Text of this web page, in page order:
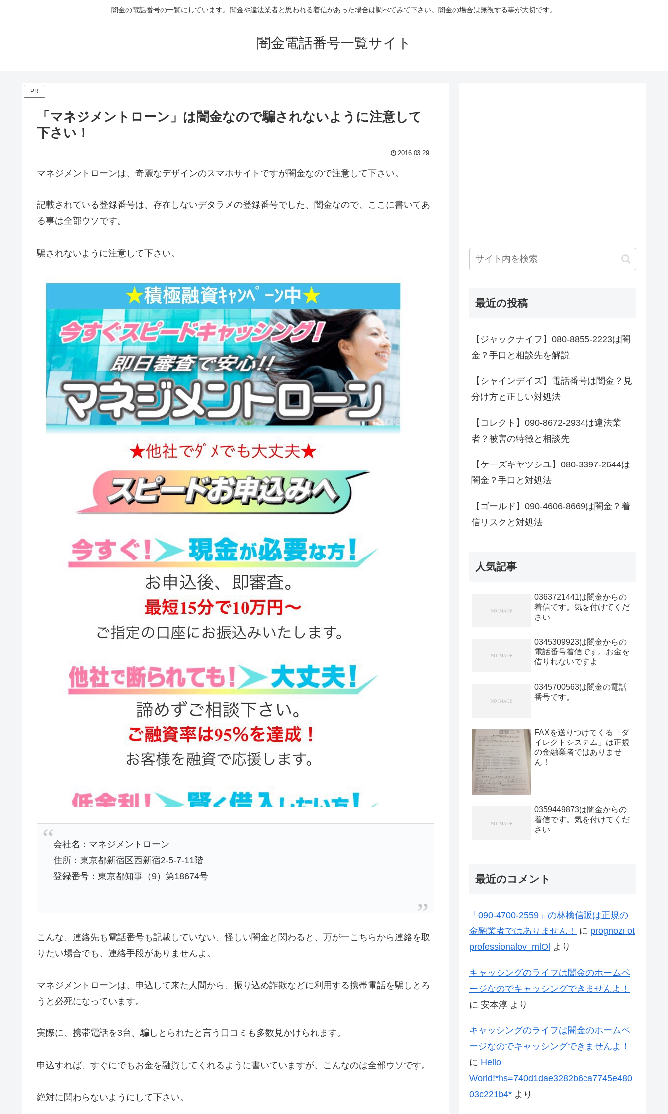
闇金の電話番号の一覧にしています。闇金や違法業者と思われる着信があった場合は調べてみて下さい。闇金の場合は無視する事が大切です。
闇金電話番号一覧サイト
PR
「マネジメントローン」は闇金なので騙されないように注意して
下さい！
2016.03.29
マネジメントローンは、奇麗なデザインのスマホサイトですが闇金なので注意して下さい。
記載されている登録番号は、存在しないデタラメの登録番号でした、闇金なので、ここに書いてあ
る事は全部ウソです。
騙されないように注意して下さい。
会社名：マネジメントローン
住所：東京都新宿区西新宿2-5-7-11階
登録番号：東京都知事（9）第18674号
こんな、連絡先も電話番号も記載していない、怪しい闇金と関わると、万が一こちらから連絡を取
りたい場合でも、連絡手段がありませんよ。
マネジメントローンは、申込して来た人間から、振り込め詐欺などに利用する携帯電話を騙しとろ
うと必死になっています。
実際に、携帯電話を3台、騙しとられたと言う口コミも多数見かけられます。
申込すれば、すぐにでもお金を融資してくれるように書いていますが、こんなのは全部ウソです。
絶対に関わらないようにして下さい。
最近の投稿
【ジャックナイフ】080-8855-2223は闇
金？手口と相談先を解説
【シャインデイズ】電話番号は闇金？見
分け方と正しい対処法
【コレクト】090-8672-2934は違法業
者？被害の特徴と相談先
【ケーズキヤツシユ】080-3397-2644は
闇金？手口と対処法
【ゴールド】090-4606-8669は闇金？着
信リスクと対処法
人気記事
0363721441は闇金からの
着信です。気を付けてくだ
さい
0345309923は闇金からの
電話番号着信です。お金を
借りれないですよ
0345700563は闇金の電話
番号です。
FAXを送りつけてくる「ダ
イレクトシステム」は正規
の金融業者ではありませ
ん！
0359449873は闇金からの
着信です。気を付けてくだ
さい
最近のコメント
「090-4700-2559」の林檎信販は正規の
金融業者ではありません！
に prognozi ot
professionalov_mlOl より
キャッシングのライフは闇金のホームペ
ージなのでキャッシングできませんよ！
に 安本淳 より
キャッシングのライフは闇金のホームペ
ージなのでキャッシングできませんよ！
に Hello
World!*hs=740d1dae3282b6ca7745e480
03c221b4* より